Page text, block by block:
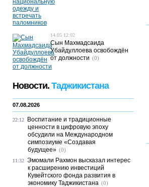
14.05 12:02
Сын Махмадсаида
Убайдуллоева освобождён
от должности (0)
Новости. Таджикистана
07.08.2026
22:12
Воспитание и традиционные
ценности в цифровую эпоху
обсудили на Международном
симпозиуме «Создавая
будущее» (0)
11:32 Эмомали Рахмон высказал интерес
к расширению инвестиций
Кувейтского фонда развития в
экономику Таджикистана (0)